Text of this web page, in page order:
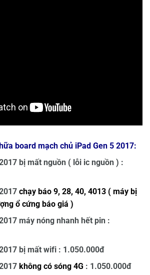
board mạch chủ iPad Gen 5 2017:
bị mất nguồn ( lỗi ic nguồn ) :
chạy báo 9, 28, 40, 4013 ( máy bị
ổ cứng báo giá )
máy nóng nhanh hết pin :
bị mất wifi : 1.050.000đ
không có sóng 4G : 1.050.000đ